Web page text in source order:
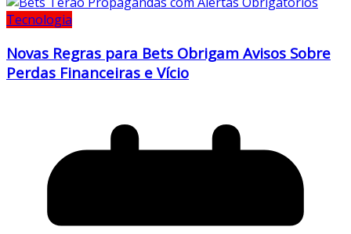
Tecnologia
Novas Regras para Bets Obrigam Avisos Sobre
Perdas Financeiras e Vício